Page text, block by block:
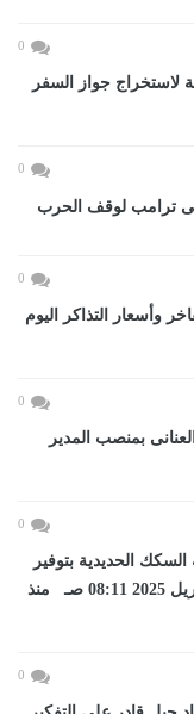
0
لاستخراج جواز السفر
0
ترامب لوقف الحرب
0
وأسعار التذاكر اليوم
0
بمنصب المدير
0
الحديدية بتوفير
أماكن في رحلات...اليوم الأربعاء، 2 أبريل 2025 08:11 صـ منذ
0